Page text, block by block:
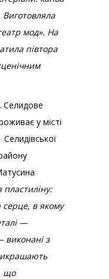
мод». На
півтора
Селидове
у місті
пластиліну:
в якому
—
виконані з
що